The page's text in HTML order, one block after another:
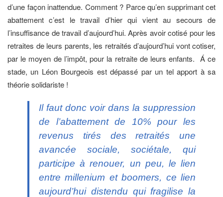
d’une façon inattendue. Comment ? Parce qu’en supprimant cet
abattement c’est le travail d’hier qui vient au secours de
l’insuffisance de travail d’aujourd’hui. Après avoir cotisé pour les
retraites de leurs parents, les retraités d’aujourd’hui vont cotiser,
par le moyen de l’impôt, pour la retraite de leurs enfants. Á ce
stade, un Léon Bourgeois est dépassé par un tel apport à sa
théorie solidariste !
Il faut donc voir dans la suppression
de l’abattement de 10% pour les
revenus tirés des retraités une
avancée sociale, sociétale, qui
participe à renouer, un peu, le lien
entremillenium etboomers, ce lien
aujourd’hui distendu qui fragilise la